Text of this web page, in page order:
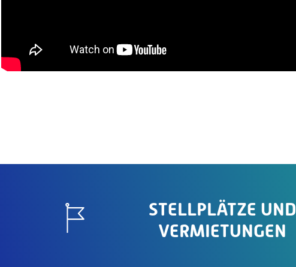
STELLPLÄTZE UND
VERMIETUNGEN